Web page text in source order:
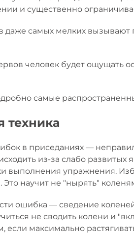
и существенно
даже самых мелких
человек будет ощущать
самые
техника
в приседаниях —
из-за слабо
выполнения упражнения.
научит не "нырять"
ошибка — сведение
не сводить колени и
если максимально